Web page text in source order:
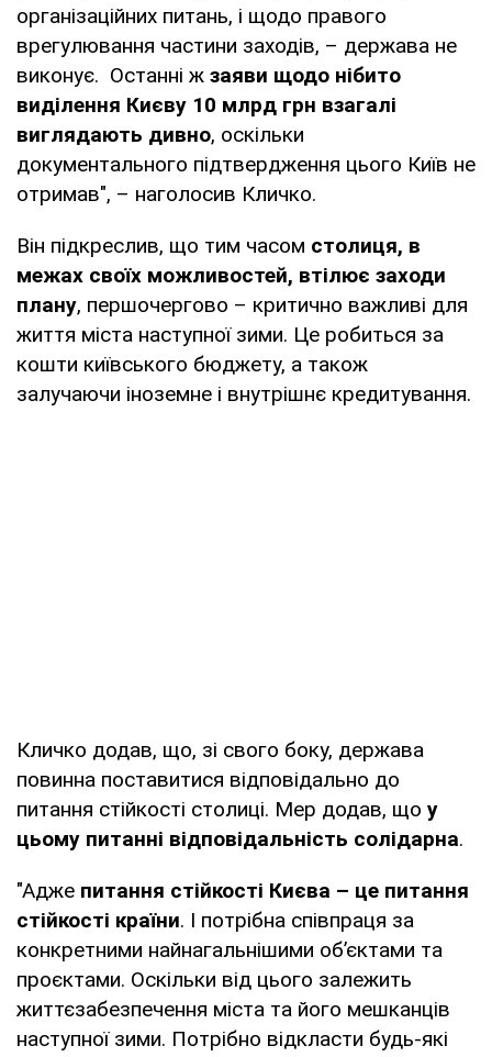
організаційних питань, і щодо правого
врегулювання частини заходів, – держава не
виконує. Останні ж заяви щодо нібито
виділення Києву 10 млрд грн взагалі
виглядають дивно, оскільки
документального підтвердження цього Київ не
отримав", – наголосив Кличко.
Він підкреслив, що тим часом столиця, в
межах своїх можливостей, втілює заходи
плану, першочергово – критично важливі для
життя міста наступної зими. Це робиться за
кошти київського бюджету, а також
залучаючи іноземне і внутрішнє кредитування.
Кличко додав, що, зі свого боку, держава
повинна поставитися відповідально до
питання стійкості столиці. Мер додав, що у
цьому питанні відповідальність солідарна.
"Адже питання стійкості Києва – це питання
стійкості країни. І потрібна співпраця за
конкретними найнагальнішими об’єктами та
проєктами. Оскільки від цього залежить
життєзабезпечення міста та його мешканців
наступної зими. Потрібно відкласти будь-які